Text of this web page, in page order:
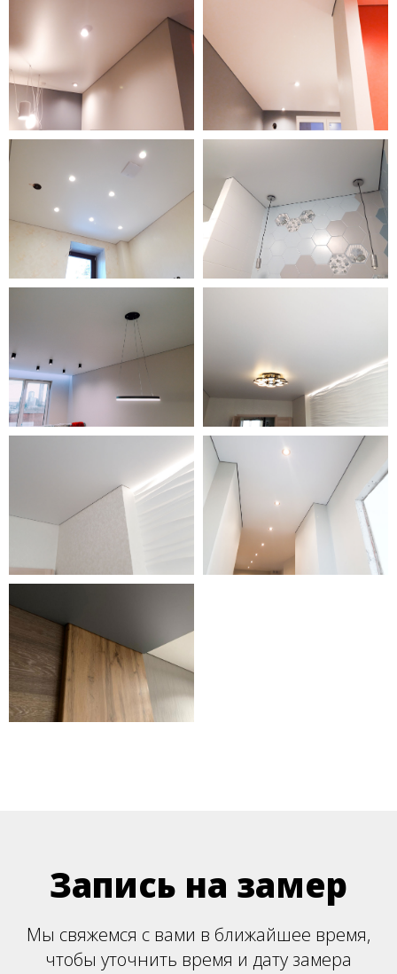
Запись на замер
Мы свяжемся с вами в ближайшее время,
чтобы уточнить время и дату замера